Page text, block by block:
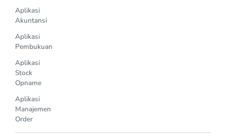
Aplikasi
Akuntansi
Aplikasi
Pembukuan
Aplikasi
Stock
Opname
Aplikasi
Manajemen
Order